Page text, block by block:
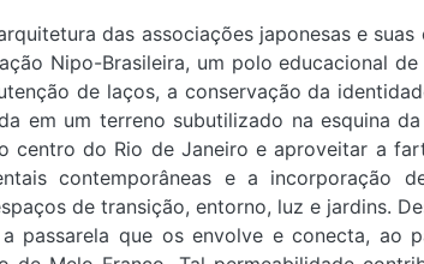
das associações japonesas e
Nipo-Brasileira, um polo educacional
de laços, a conservação da
em um terreno subutilizado na esquina
do Rio de Janeiro e aproveitar a
contemporâneas e a incorporação
de transição, entorno, luz e jardins.
passarela que os envolve e conecta, ao